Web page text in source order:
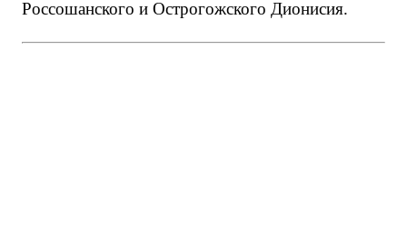
Россошанского и Острогожского Дионисия.